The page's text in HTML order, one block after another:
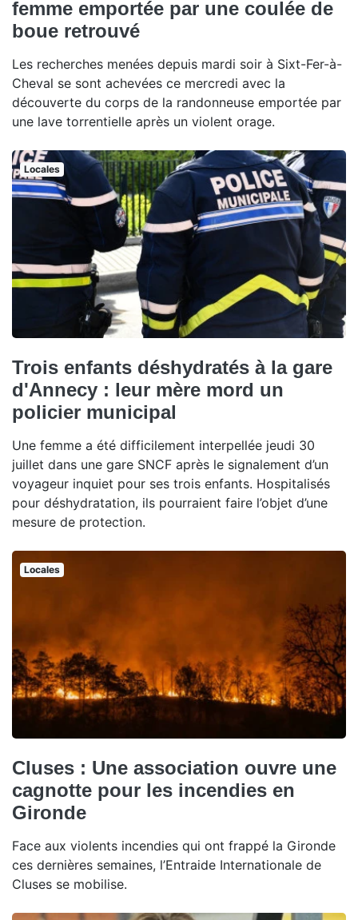
femme emportée par une coulée de
boue retrouvé
Les recherches menées depuis mardi soir à Sixt-Fer-à-
Cheval se sont achevées ce mercredi avec la
découverte du corps de la randonneuse emportée par
une lave torrentielle après un violent orage.
Locales
Trois enfants déshydratés à la gare
d'Annecy : leur mère mord un
policier municipal
Une femme a été difficilement interpellée jeudi 30
juillet dans une gare SNCF après le signalement d’un
voyageur inquiet pour ses trois enfants. Hospitalisés
pour déshydratation, ils pourraient faire l’objet d’une
mesure de protection.
Locales
Cluses : Une association ouvre une
cagnotte pour les incendies en
Gironde
Face aux violents incendies qui ont frappé la Gironde
ces dernières semaines, l’Entraide Internationale de
Cluses se mobilise.